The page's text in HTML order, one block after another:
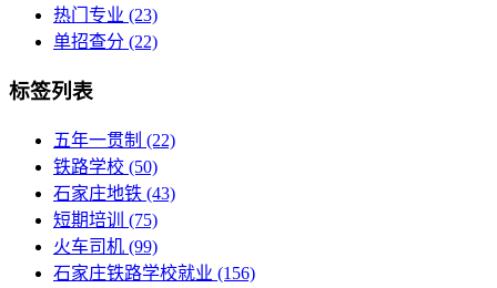
热门专业 (23)
单招查分 (22)
标签列表
五年一贯制 (22)
铁路学校 (50)
石家庄地铁 (43)
短期培训
(75)
火车司机 (99)
石家庄铁路学校就业 (156)